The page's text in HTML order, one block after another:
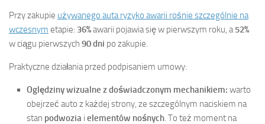
Przy zakupie używanego auta ryzyko awarii rośnie szczególnie na
wczesnym etapie: 36%awarii pojawia się w pierwszym roku, a52%
w ciągu pierwszych 90 dni po zakupie.
Praktyczne działania przed podpisaniem umowy:
Oględziny wizualne z doświadczonym mechanikiem: warto
obejrzeć auto z każdej strony, ze szczególnym naciskiem na
stan podwozia i elementów nośnych. To też moment na